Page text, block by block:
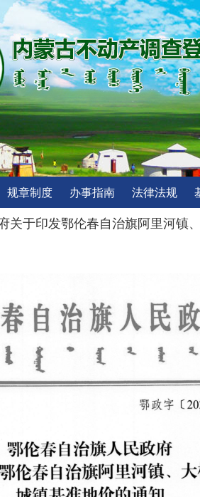
规章制度 办事指南 法律法规
关于印发鄂伦春自治旗阿里河镇